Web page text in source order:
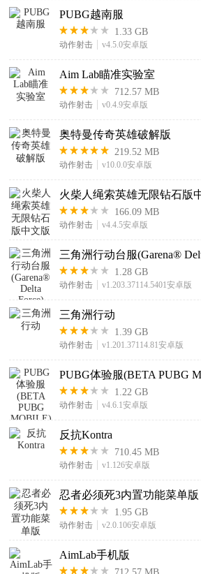
PUBG越南服
1.33 GB
动作射击 v4.5.0安卓版
Aim Lab瞄准实验室
712.57 MB
动作射击 v0.4.9安卓版
奥特曼传奇英雄破解版
219.52 MB
动作射击 v10.0.0安卓版
火柴人绳索英雄无限钻石版
166.09 MB
动作射击 v4.4.5安卓版
三角洲行动台服(Garena®
1.28 GB
动作射击 v1.203.37114.5401安卓版
三角洲行动
1.39 GB
动作射击 v1.201.37114.81安卓版
PUBG体验服(BETA PUBG
1.22 GB
动作射击 v4.6.1安卓版
反抗Kontra
710.45 MB
动作射击 v1.126安卓版
忍者必须死3内置功能菜单版
1.95 GB
动作射击 v2.0.106安卓版
AimLab手机版